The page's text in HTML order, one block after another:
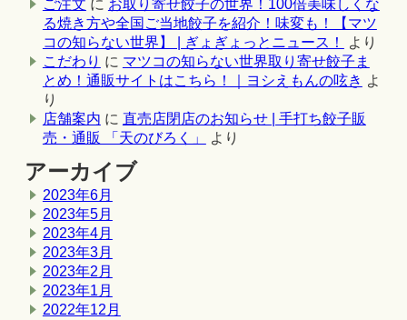
ご注文 に お取り寄せ餃子の世界！100倍美味しくな
る焼き方や全国ご当地餃子を紹介！味変も！【マツ
コの知らない世界】 | ぎょぎょっとニュース！
より
こだわり に マツコの知らない世界取り寄せ餃子ま
とめ！通販サイトはこちら！｜ヨシえもんの呟き よ
り
店舗案内 に 直売店閉店のお知らせ | 手打ち餃子販
売・通販 「天のびろく」
より
アーカイブ
2023年6月
2023年5月
2023年4月
2023年3月
2023年2月
2023年1月
2022年12月